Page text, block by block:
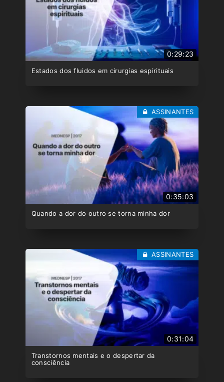
0:29:23
Estados dos fluidos em cirurgias espirituais
0:35:03
Quando a dor do outro se torna minha dor
ASSINANTES
0:31:04
Transtornos mentais e o despertar da
consciência
ASSINANTES